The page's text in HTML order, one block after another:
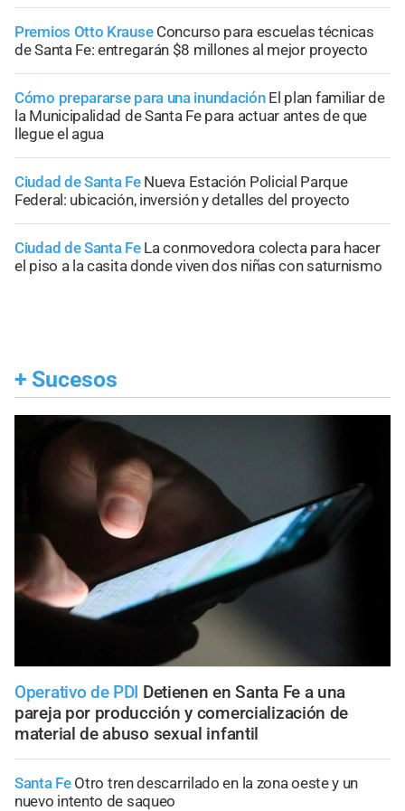
Premios Otto Krause Concurso para escuelas técnicas
de Santa Fe: entregarán $8 millones al mejor proyecto
Cómo prepararse para una inundación El plan familiar de
la Municipalidad de Santa Fe para actuar antes de que
llegue el agua
Ciudad de Santa Fe Nueva Estación Policial Parque
Federal: ubicación, inversión y detalles del proyecto
Ciudad de Santa Fe La conmovedora colecta para hacer
el piso a la casita donde viven dos niñas con saturnismo
+ Sucesos
Operativo de PDI Detienen en Santa Fe a una
pareja por producción y comercialización de
material de abuso sexual infantil
Santa Fe Otro tren descarrilado en la zona oeste y un
nuevo intento de saqueo